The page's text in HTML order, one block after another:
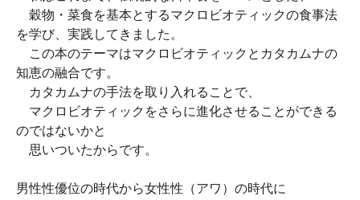
穀物・菜食を基本とするマクロビオティックの食事法
を学び、実践してきました。
この本のテーマはマクロビオティックとカタカムナの
知恵の融合です。
カタカムナの手法を取り入れることで、
マクロビオティックをさらに進化させることができる
のではないかと
思いついたからです。
男性性優位の時代から女性性（アワ）の時代に